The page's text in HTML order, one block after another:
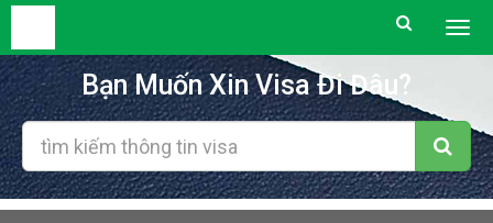
Bạn Muốn Xin Visa Đi Đâu?